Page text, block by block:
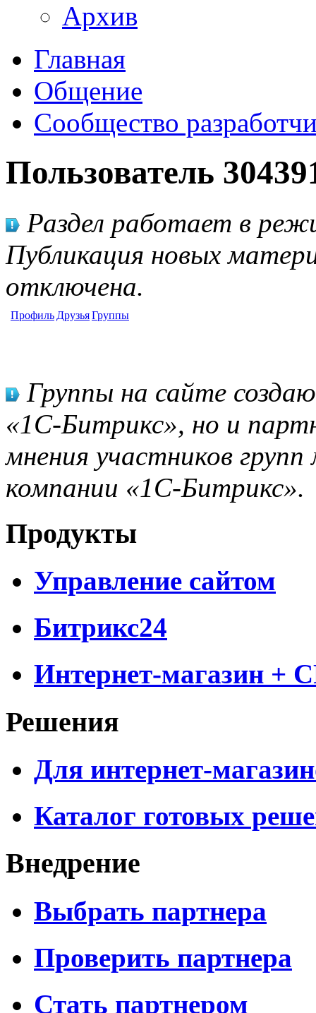
Архив
Главная
Общение
Сообщество
Пользователь
Раздел работает в
Публикация новых
отключена.
Профиль ДрузьяГруппы
Группы на сайте
«1С-Битрикс», но и
мнения участников
компании «1С-Битрикс».
Продукты
Управление сайтом
Битрикс24
Интернет-магазин +
Решения
Для интернет-
Каталог готовых
Внедрение
Выбрать партнера
Проверить партнера
Стать партнером